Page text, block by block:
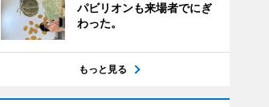
パビリオンも来場者でにぎ
わった。
もっと見る